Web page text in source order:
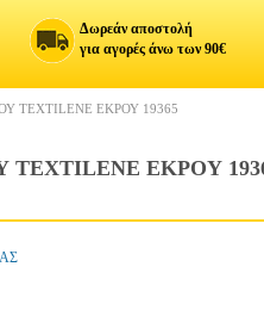
Δωρεάν αποστολή
για αγορές άνω των 90€
TEXTILENE ΕΚΡΟΥ 19365
ΕΚΡΟΥ